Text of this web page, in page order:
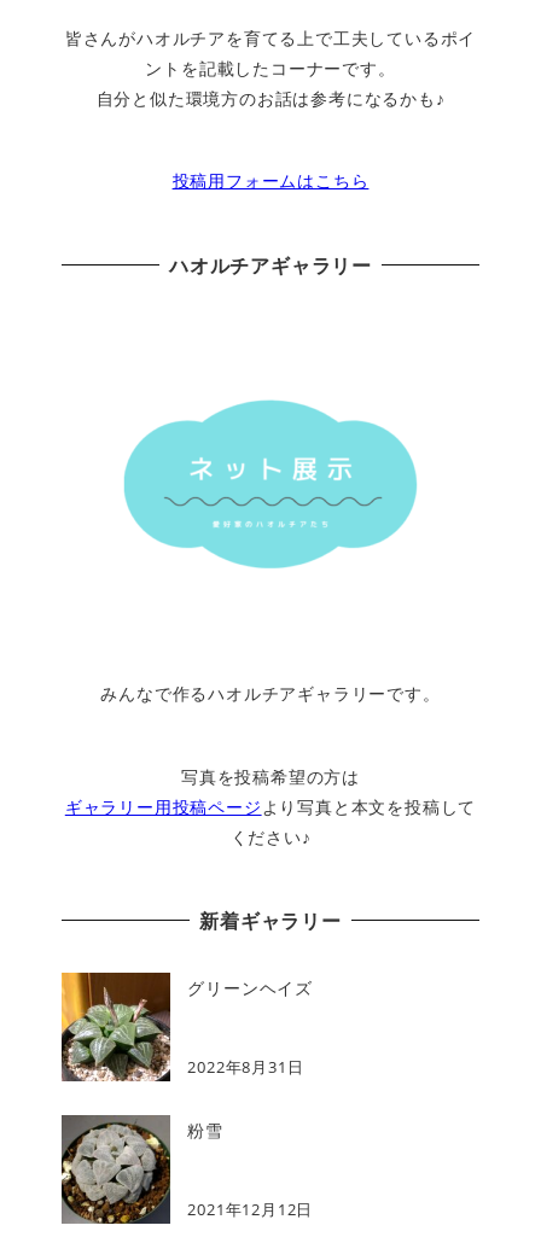
皆さんがハオルチアを育てる上で工夫しているポイ
ントを記載したコーナーです。
自分と似た環境方のお話は参考になるかも♪
投稿用フォームはこちら
ハオルチアギャラリー
みんなで作るハオルチアギャラリーです。
写真を投稿希望の方は
ギャラリー用投稿ページ より写真と本文を投稿して
ください♪
新着ギャラリー
グリーンヘイズ
2022年8月31日
粉雪
2021年12月12日